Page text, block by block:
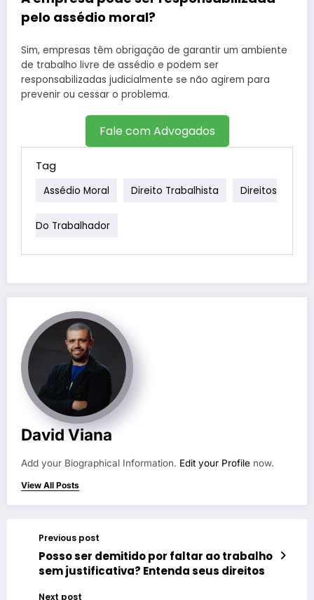
pelo assédio moral?
Sim, empresas têm obrigação de garantir um ambiente
de trabalho livre de assédio e podem ser
responsabilizadas judicialmente se não agirem para
prevenir ou cessar o problema.
Fale com Advogados
Tag
Assédio Moral Direito Trabalhista Direitos
Do Trabalhador
David Viana
Add your Biographical Information. Edit your Profile now.
View All Posts
Previous post
Posso ser demitido por faltar ao trabalho
sem justificativa? Entenda seus direitos
Next post